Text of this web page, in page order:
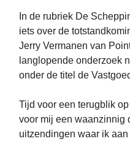
In de rubriek De
iets over de
Jerry Vermanen van
langlopende onderzoek
onder de titel de
Tijd voor een terugblik
voor mij een waanzinnig
uitzendingen waar ik